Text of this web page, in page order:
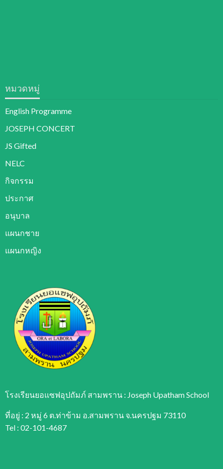
หมวดหมู่
English Programme
JOSEPH CONCERT
JS Gifted
NELC
กิจกรรม
ประกาศ
อนุบาล
แผนกชาย
แผนกหญิง
โรงเรียนยอแซฟอุปถัมภ์ สามพราน : Joseph Upatham School
ที่อยู่ : 2 หมู่ 6 ต.ท่าข้าม อ.สามพราน จ.นครปฐม 73110
Tel : 02-101-4687